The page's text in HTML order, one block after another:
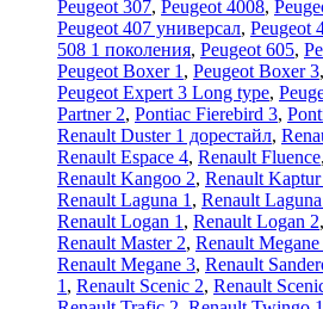
Peugeot 307, Peugeot 4008,
Peugeot 407 универсал, Peugeot
508 1 поколения, Peugeot 605,
Peugeot Boxer 1 , Peugeot Boxer 3,
Peugeot Expert 3 Long type,
Partner 2, Pontiac Fierebird 3,
Renault Duster 1 дорестайл,
Renault Espace 4, Renault Fluence,
Renault Kangoo 2, Renault Kaptur
Renault Laguna 1 , Renault
Renault Logan 1 , Renault Logan 2,
Renault Master 2, Renault Megane
Renault Megane 3, Renault
1 , Renault Scenic 2, Renault